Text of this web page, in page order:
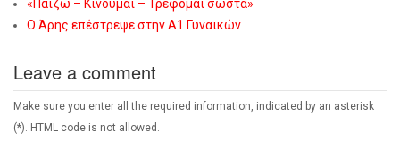
«Παίζω – Κινούμαι – Τρέφομαι σωστά»
Ο Άρης επέστρεψε στην Α1 Γυναικών
Leave a comment
Make sure you enter all the required information, indicated by an asterisk
(*). HTML code is not allowed.